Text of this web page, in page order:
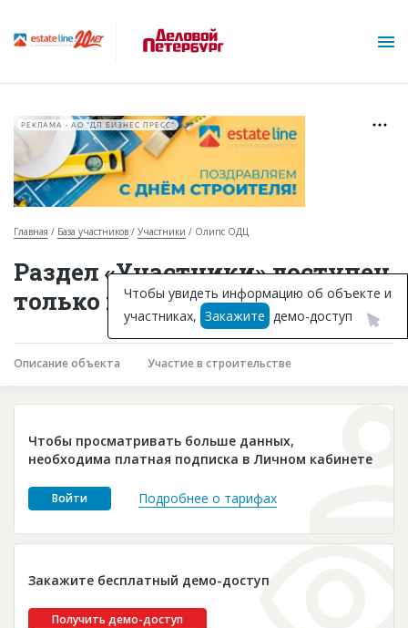
Горячие объекты
База строящихся объектов
Инвестпроекты
Глоссарий
Платные услуги
Пресс-релизы
РЕКЛАМА • АО "ДП БИЗНЕС ПРЕСС"
Главная База участников Участники Олипс ОДЦ
Раздел «Участники» доступен
только подписчикам
Описание объекта Участие в строительстве
Чтобы просматривать больше данных,
необходима платная подписка в Личном кабинете
Войти Подробнее о тарифах
Закажите бесплатный демо-доступ
Получить демо-доступ
Чтобы увидеть информацию об объекте и
участниках, Закажите демо-доступ